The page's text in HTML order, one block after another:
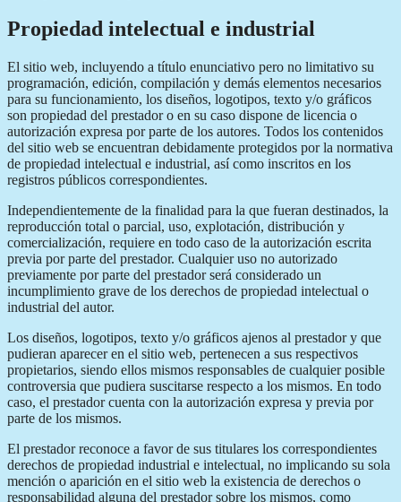
Propiedad intelectual e industrial
El sitio web, incluyendo a título enunciativo pero no limitativo su
programación, edición, compilación y demás elementos necesarios
para su funcionamiento, los diseños, logotipos, texto y/o gráficos
son propiedad del prestador o en su caso dispone de licencia o
autorización expresa por parte de los autores. Todos los contenidos
del sitio web se encuentran debidamente protegidos por la normativa
de propiedad intelectual e industrial, así como inscritos en los
registros públicos correspondientes.
Independientemente de la finalidad para la que fueran destinados, la
reproducción total o parcial, uso, explotación, distribución y
comercialización, requiere en todo caso de la autorización escrita
previa por parte del prestador. Cualquier uso no autorizado
previamente por parte del prestador será considerado un
incumplimiento grave de los derechos de propiedad intelectual o
industrial del autor.
Los diseños, logotipos, texto y/o gráficos ajenos al prestador y que
pudieran aparecer en el sitio web, pertenecen a sus respectivos
propietarios, siendo ellos mismos responsables de cualquier posible
controversia que pudiera suscitarse respecto a los mismos. En todo
caso, el prestador cuenta con la autorización expresa y previa por
parte de los mismos.
El prestador reconoce a favor de sus titulares los correspondientes
derechos de propiedad industrial e intelectual, no implicando su sola
mención o aparición en el sitio web la existencia de derechos o
responsabilidad alguna del prestador sobre los mismos, como